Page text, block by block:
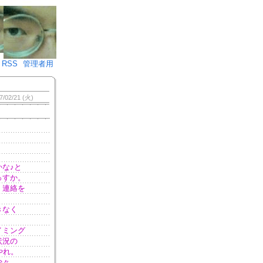
♪)÷2
RSS 管理者用
02/21 (火)
♪と
か。
連絡を
く
ミング
況の
。